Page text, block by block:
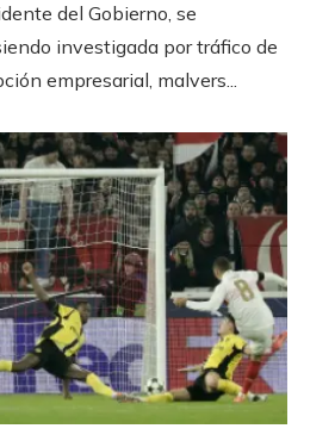
del Gobierno, se
investigada por tráfico de
empresarial, malvers...